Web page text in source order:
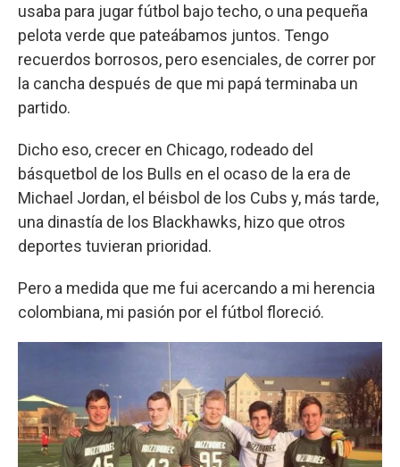
usaba para jugar fútbol bajo techo, o una pequeña
pelota verde que pateábamos juntos. Tengo
recuerdos borrosos, pero esenciales, de correr por
la cancha después de que mi papá terminaba un
partido.
Dicho eso, crecer en Chicago, rodeado del
básquetbol de los Bulls en el ocaso de la era de
Michael Jordan, el béisbol de los Cubs y, más tarde,
una dinastía de los Blackhawks, hizo que otros
deportes tuvieran prioridad.
Pero a medida que me fui acercando a mi herencia
colombiana, mi pasión por el fútbol floreció.